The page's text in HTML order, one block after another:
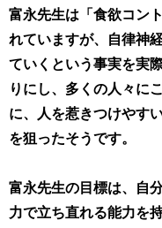
富永先生は「食欲コン
れていますが、自律神
ていくという事実を実
りにし、多くの人々に
に、人を惹きつけやす
を狙ったそうです。
富永先生の目標は、自
力で立ち直れる能力を